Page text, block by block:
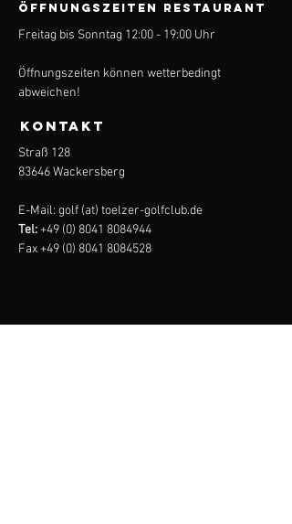
ÖFFNUNGSZEITEN Restaurant
Freitag bis Sonntag 12:00 - 19:00 Uhr
Öffnungszeiten können wetterbedingt
abweichen!
KONTAKT
Straß 128
83646 Wackersberg
E-Mail: golf (at) toelzer-golfclub.de
Tel: +49 (0) 8041 8084944
Fax +49 (0) 8041 8084528